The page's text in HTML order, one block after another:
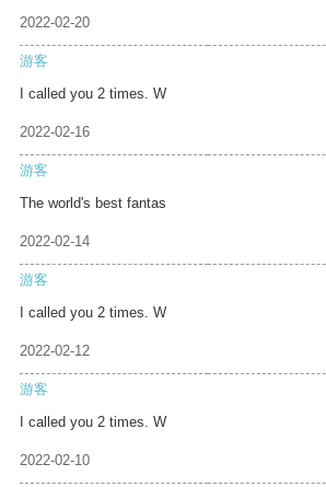
2022-02-20
游客
I called you 2 times. W
2022-02-16
游客
The world's best fantas
2022-02-14
游客
I called you 2 times. W
2022-02-12
游客
I called you 2 times. W
2022-02-10